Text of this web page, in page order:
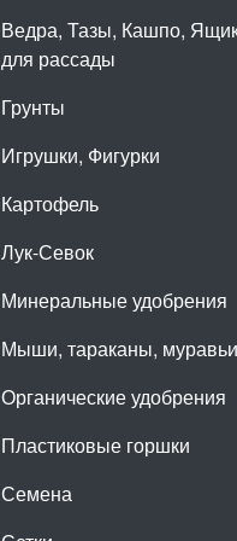
Ведра, Тазы, Кашпо,
для рассады
Грунты
Игрушки, Фигурки
Картофель
Лук-Севок
Минеральные удобрения
Мыши, тараканы, муравьи
Органические удобрения
Пластиковые горшки
Семена